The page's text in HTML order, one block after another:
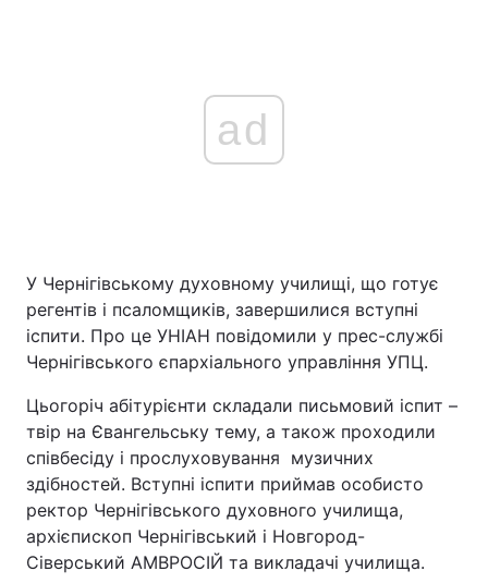
ad
У Чернігівському духовному училищі, що готує
регентів і псаломщиків, завершилися вступні
іспити. Про це УНІАН повідомили у прес-службі
Чернігівського єпархіального управління УПЦ.
Цьогоріч абітурієнти складали письмовий іспит –
твір на Євангельську тему, а також проходили
співбесіду і прослуховування музичних
здібностей. Вступні іспити приймав особисто
ректор Чернігівського духовного училища,
архієпископ Чернігівський і Новгород-
Сіверський АМВРОСІЙ та викладачі училища.